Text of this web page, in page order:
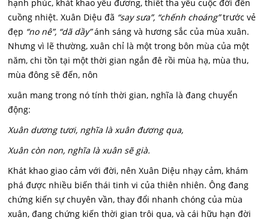
hạnh phúc, khát khao yêu đương, thiết tha yêu cuộc đời đến
cuồng nhiệt. Xuân Diệu đã “say sưa”, “chếnh choáng”trước vẻ
đẹp “no nê”, “dã dầy”ánh sáng và hương sắc của mùa xuân.
Nhưng vì lẽ thường, xuân chỉ là một trong bôn mùa của một
năm, chi tồn tại một thời gian ngắn đê rồi mùa hạ, mùa thu,
mùa đông sẽ đến, nôn
xuân mang trong nó tính thời gian, nghĩa là đang chuyển
động:
Xuân dương tươi, nghĩa là xuân đương qua,
Xuân còn non, nghĩa là xuân sẽ già.
Khát khao giao cảm với đời, nên Xuân Diệu nhạy cảm, khám
phá được nhiều biến thái tinh vi của thiên nhiên. Ông đang
chứng kiến sự chuyên vần, thay đổi nhanh chóng của mùa
xuân, đang chứng kiến thời gian trôi qua, và cái hữu hạn đời